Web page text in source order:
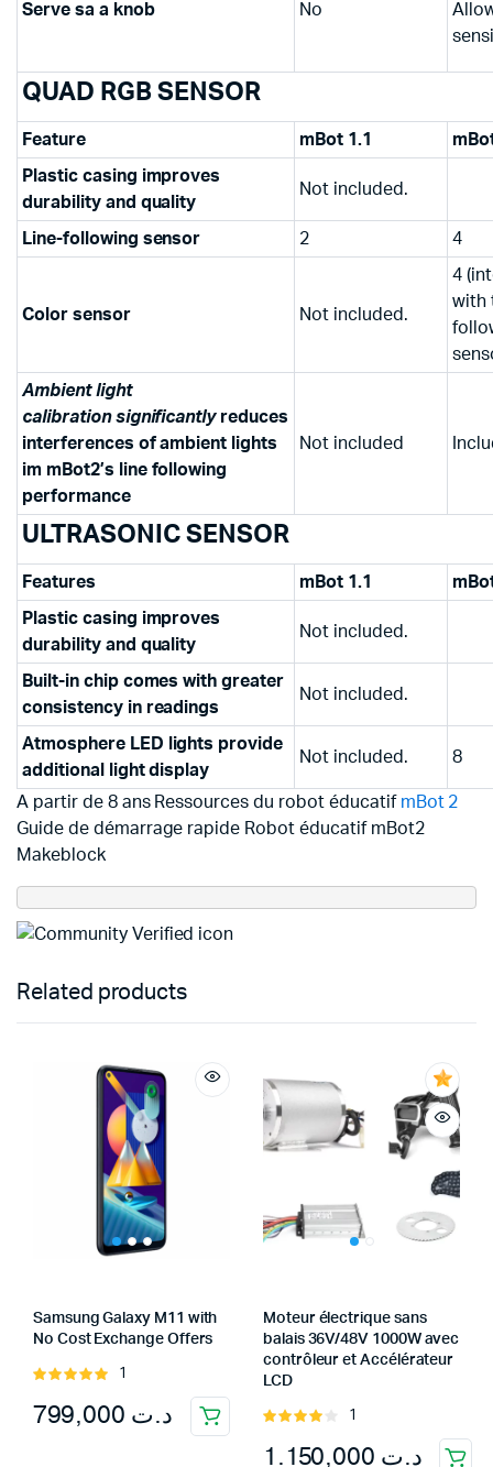
Serve sa a knob No
QUAD RGB SENSOR
Feature mBot 1.1
Plastic casing improves
durability and quality
Not included.
Line-following sensor 2 4
Color sensor Not included.
4
with
Ambient light
calibrationsignificantly reduces
interferences of ambient lights
im mBot2’s line following
performance
Not included
ULTRASONIC SENSOR
Features mBot 1.1
Plastic casing improves
durability and quality
Not included.
Built-in chip comes with greater
consistency in readings
Not included.
Atmosphere LED lights provide
additional light display
Not included. 8
A partir de 8 ans Ressources du robot éducatif mBot 2
Guide de démarrage rapide Robot éducatif mBot2
Makeblock
Related products
Samsung Galaxy M11 with
No Cost Exchange Offers
Rated
5
1
د.ت
Moteur électrique sans
balais 36V/48V 1000W avec
contrôleur et Accélérateur
LCD
Rated
1
د.ت